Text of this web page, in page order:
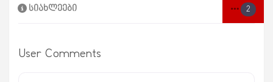
სიახლეები 2
User Comments